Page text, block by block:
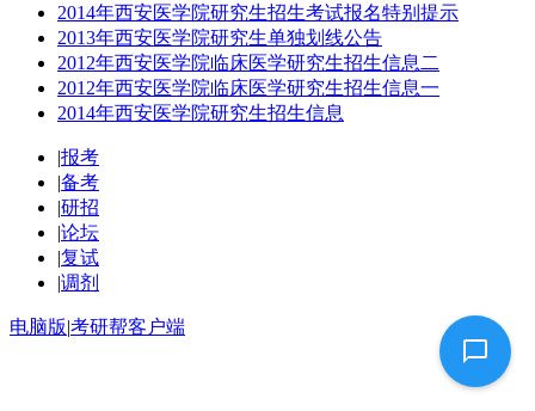
2014年西安医学院研究生招生考试报名特别提示
2013年西安医学院研究生单独划线公告
2012年西安医学院临床医学研究生招生信息二
2012年西安医学院临床医学研究生招生信息一
2014年西安医学院研究生招生信息
|报考
|备考
|研招
|论坛
|复试
|调剂
电脑版|考研帮客户端